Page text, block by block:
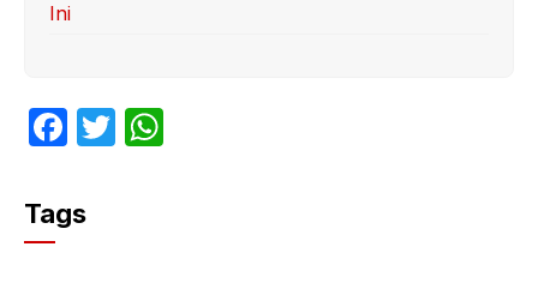
Ini
F
c
e
T
Tags